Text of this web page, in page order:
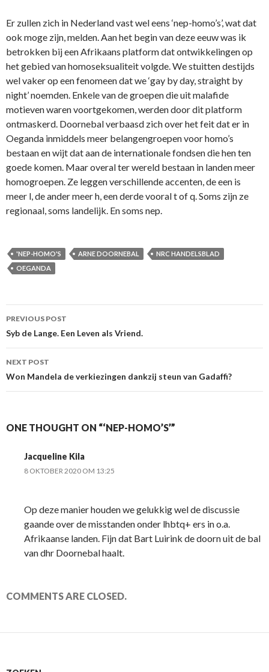
Er zullen zich in Nederland vast wel eens ‘nep-homo’s’, wat dat
ook moge zijn, melden. Aan het begin van deze eeuw was ik
betrokken bij een Afrikaans platform dat ontwikkelingen op
het gebied van homoseksualiteit volgde. We stuitten destijds
wel vaker op een fenomeen dat we ‘gay by day, straight by
night’ noemden. Enkele van de groepen die uit malafide
motieven waren voortgekomen, werden door dit platform
ontmaskerd. Doornebal verbaasd zich over het feit dat er in
Oeganda inmiddels meer belangengroepen voor homo’s
bestaan en wijt dat aan de internationale fondsen die hen ten
goede komen. Maar overal ter wereld bestaan in landen meer
homogroepen. Ze leggen verschillende accenten, de een is
meer l, de ander meer h, een derde vooral t of q. Soms zijn ze
regionaal, soms landelijk. En soms nep.
'NEP-HOMO'S ARNE DOORNEBAL
NRC HANDELSBLAD
OEGANDA
Post
navigation
PREVIOUS POST
Syb de Lange. Een Leven als Vriend.
NEXT POST
Won Mandela de verkiezingen dankzij steun van Gadaffi?
ONE THOUGHT ON “‘NEP-HOMO’S’”
Jacqueline Kila
8 OKTOBER 2020 OM 13:25
Op deze manier houden we gelukkig wel de discussie
gaande over de misstanden onder lhbtq+ ers in o.a.
Afrikaanse landen. Fijn dat Bart Luirink de doorn uit de bal
van dhr Doornebal haalt.
COMMENTS ARE CLOSED.